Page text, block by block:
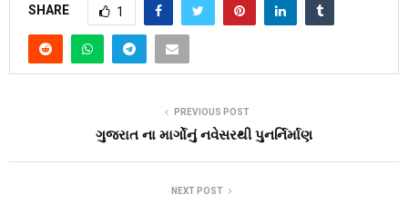
SHARE 1
PREVIOUS POST
ગુજરાત ના માર્ગોનું નવેસરથી પુનર્નિર્માણ
NEXT POST